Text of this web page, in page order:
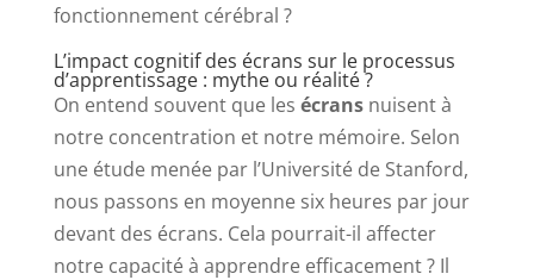
fonctionnement cérébral ?
L’impact cognitif des écrans sur le processus
d’apprentissage : mythe ou réalité ?
On entend souvent que les écransnuisent à
notre concentration et notre mémoire. Selon
une étude menée par l’Université de Stanford,
nous passons en moyenne six heures par jour
devant des écrans. Cela pourrait-il affecter
notre capacité à apprendre efficacement ? Il